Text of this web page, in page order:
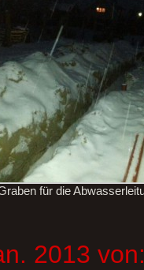
für die
2013